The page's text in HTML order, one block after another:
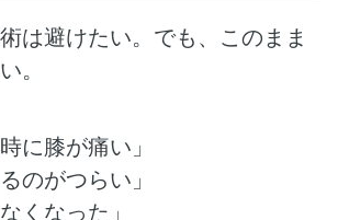
は避けたい。でも、このまま
。
に膝が痛い」
のがつらい」
くなった」